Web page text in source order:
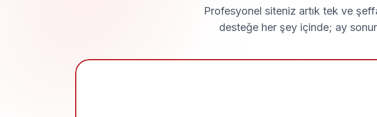
Profesyonel siteniz artık tek ve
desteğe her şey içinde; ay